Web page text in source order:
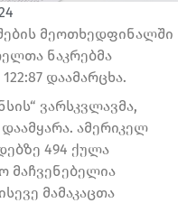
მეოთხედფინალში
ნაკრებმა
დაამარცხა.
ვარსკვლავმა,
ამერიკელ
494 ქულა
მაჩვენებელია
მამაკაცთა